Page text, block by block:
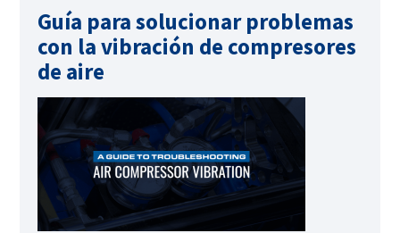
Guía para solucionar problemas
con la vibración de compresores
de aire